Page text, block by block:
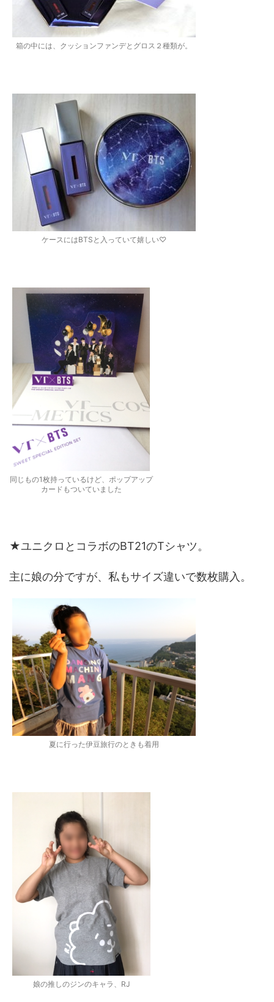
箱の中には、クッションファンデとグロス２種類が。
ケースにはBTSと入っていて嬉しい♡
同じもの1枚持っているけど、ポップアップ
カードもついていました
★ユニクロとコラボのBT21のTシャツ。
主に娘の分ですが、私もサイズ違いで数枚購入。
夏に行った伊豆旅行のときも着用
娘の推しのジンのキャラ、RJ